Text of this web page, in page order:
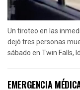
Un tiroteo en las
dejó tres personas
sábado en Twin Falls,
EMERGENCIA